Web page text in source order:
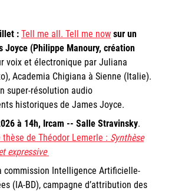
: Tell me all. Tell me now sur un
Joyce (Philippe Manoury, création
voix et électronique par Juliana
Academia Chigiana à Sienne (Italie).
super-résolution audio
historiques de James Joyce.
à 14h, Ircam -- Salle Stravinsky.
thèse de Théodor Lemerle : Synthèse
expressive
commission Intelligence Artificielle-
(IA-BD), campagne d’attribution des